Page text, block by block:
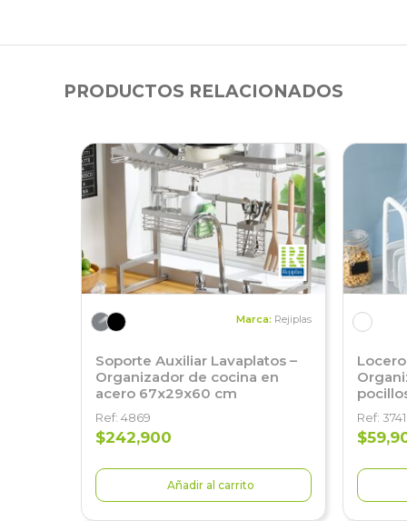
PRODUCTOS RELACIONADOS
Marca: Rejiplas
Soporte Auxiliar Lavaplatos –
Organizador de cocina en
acero 67x29x60 cm
Ref: 4869
$242,900
Añadir al carrito
Ref: 3741